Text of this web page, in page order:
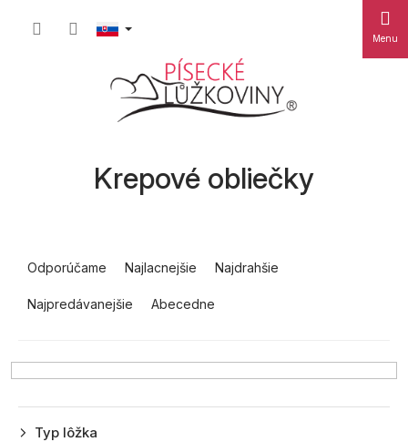
košík
Krepové obliečky
a
d
i
p
Odporúčame Najlacnejšie Najdrahšie
Najpredávanejšie Abecedne
Typ lôžka